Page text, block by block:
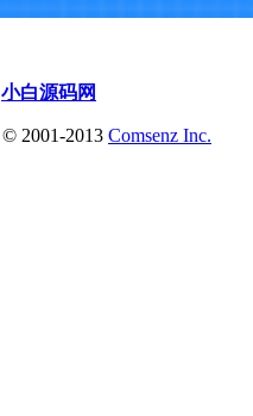
小白源码网
© 2001-2013 Comsenz Inc.